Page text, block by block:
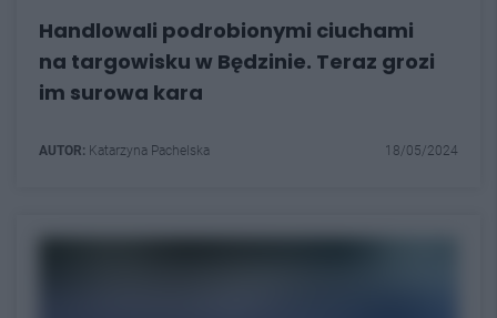
Handlowali podrobionymi ciuchami
na targowisku w Będzinie. Teraz grozi
im surowa kara
AUTOR: Katarzyna Pachelska 18/05/2024